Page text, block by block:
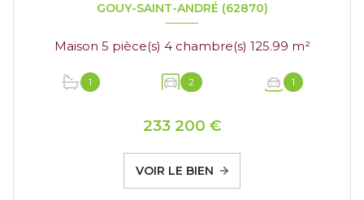
GOUY-SAINT-ANDRÉ (62870)
Maison 5 pièce(s) 4 chambre(s) 125.99 m²
1 2 1
233 200 €
VOIR LE BIEN